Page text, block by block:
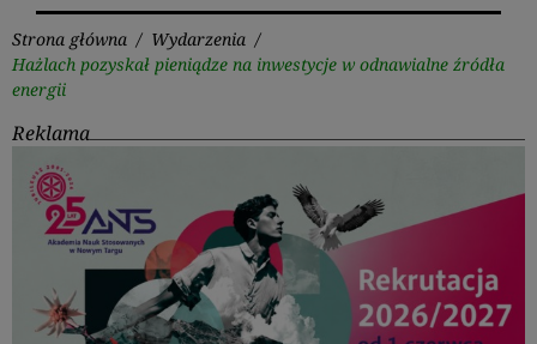
Strona główna / Wydarzenia /
Hażlach pozyskał pieniądze na inwestycje w odnawialne źródła
energii
Reklama